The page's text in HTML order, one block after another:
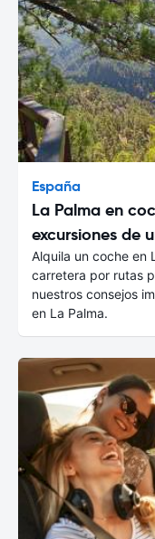
España
La Palma en
excursiones de
Alquila un coche en
carretera por rutas
nuestros consejos
en La Palma.